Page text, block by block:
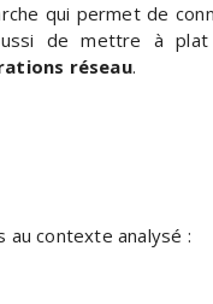
qui permet de
de mettre à
réseau.
contexte analysé :